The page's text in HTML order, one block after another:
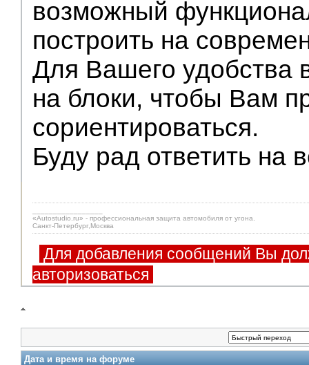
возможный
построить на
Для Вашего удобства
на блоки, чтобы Вам
сориентироваться.
Буду рад ответить на
«Autostudio.ru» - профессиональная защита автомобиля от угона.
Санкт-Петербург,Москва
Для добавления сообщений Вы
авторизоваться
Дата и время на форуме